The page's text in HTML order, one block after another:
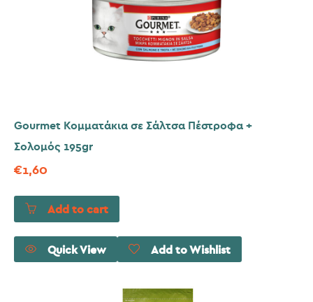
Gourmet Κομματάκια σε Σάλτσα Πέστροφα +
Σολομός 195gr
€1,60
Add to cart
Quick View Add to Wishlist